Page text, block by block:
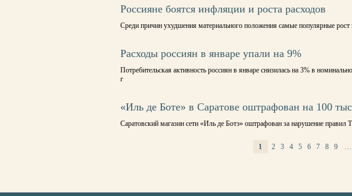
Россияне боятся инфляции и роста расходов
Среди причин ухудшения материального положения самые популярные рост
Расходы россиян в январе упали на 9%
Потребительская активность россиян в январе снизилась на 3% в
г
«Иль де Боте» в Саратове оштрафован на 100
Саратовский магазин сети «Иль де Ботэ» оштрафован за нарушение правил
1 2 3 4 5 6 7 8 9 …